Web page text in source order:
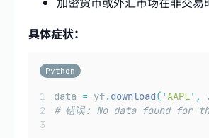
具体症状：
Python
data = yf.download( 'AAPL' ,
# 错误: No data found for